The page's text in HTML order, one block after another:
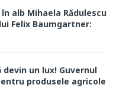
alb Mihaela Rădulescu
Felix Baumgartner:
un lux! Guvernul
produsele agricole